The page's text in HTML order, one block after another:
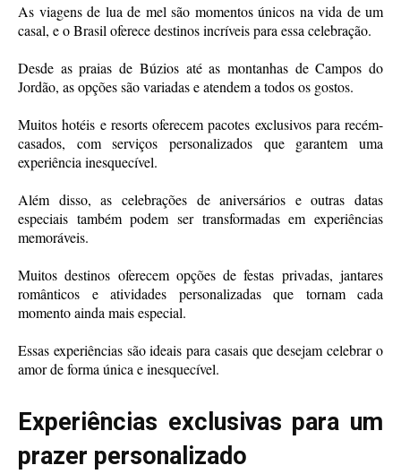
As viagens de lua de mel são momentos únicos na vida de um
casal, e o Brasil oferece destinos incríveis para essa celebração.
Desde as praias de Búzios até as montanhas de Campos do
Jordão, as opções são variadas e atendem a todos os gostos.
Muitos hotéis e resorts oferecem pacotes exclusivos para recém-
casados, com serviços personalizados que garantem uma
experiência inesquecível.
Além disso, as celebrações de aniversários e outras datas
especiais também podem ser transformadas em experiências
memoráveis.
Muitos destinos oferecem opções de festas privadas, jantares
românticos e atividades personalizadas que tornam cada
momento ainda mais especial.
Essas experiências são ideais para casais que desejam celebrar o
amor de forma única e inesquecível.
Experiências exclusivas para um
prazer personalizado